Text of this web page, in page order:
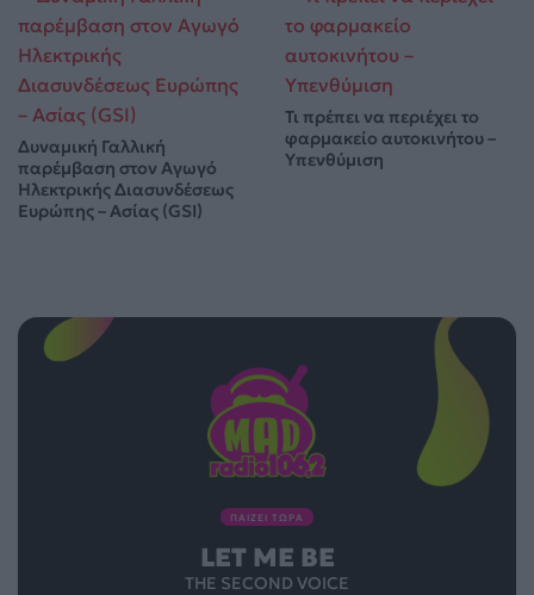
Δυναμική Γαλλική
παρέμβαση στον Αγωγό
Ηλεκτρικής Διασυνδέσεως
Ευρώπης – Ασίας (GSI)
Τι πρέπει να περιέχει το
φαρμακείο αυτοκινήτου –
Υπενθύμιση
ΠΑΙΖΕΙ ΤΩΡΑ
LET ME BE
THE SECOND VOICE